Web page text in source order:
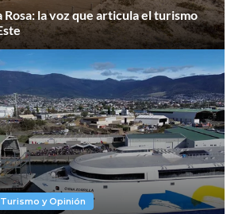
la voz que articula el turismo
Turismo y Opinión